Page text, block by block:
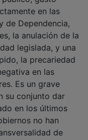
en las
Dependencia,
la anulación de la
legislada, y una
la precariedad
en las
Es un grave
conjunto dar
en los últimos
no han
de
de algo,